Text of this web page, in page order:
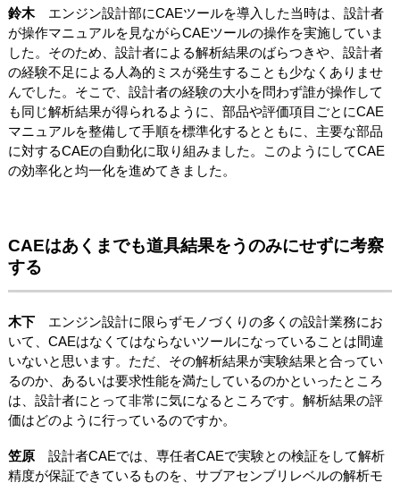
鈴木エンジン設計部にCAEツールを導入した当時は、設計者
が操作マニュアルを見ながらCAEツールの操作を実施していま
した。そのため、設計者による解析結果のばらつきや、設計者
の経験不足による人為的ミスが発生することも少なくありませ
んでした。そこで、設計者の経験の大小を問わず誰が操作して
も同じ解析結果が得られるように、部品や評価項目ごとにCAE
マニュアルを整備して手順を標準化するとともに、主要な部品
に対するCAEの自動化に取り組みました。このようにしてCAE
の効率化と均一化を進めてきました。
CAEはあくまでも道具結果をうのみにせずに考察
する
木下エンジン設計に限らずモノづくりの多くの設計業務にお
いて、CAEはなくてはならないツールになっていることは間違
いないと思います。ただ、その解析結果が実験結果と合ってい
るのか、あるいは要求性能を満たしているのかといったところ
は、設計者にとって非常に気になるところです。解析結果の評
価はどのように行っているのですか。
笠原設計者CAEでは、専任者CAEで実験との検証をして解析
精度が保証できているものを、サブアセンブリレベルの解析モ